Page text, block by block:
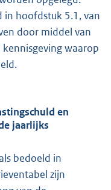
in hoofdstuk 5.1, van
door middel van
waarop
en
jaarlijks
bedoeld in
zijn